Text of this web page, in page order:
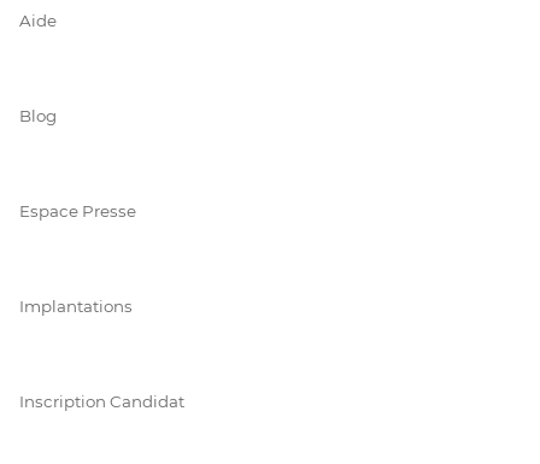
Aide
Blog
Espace Presse
Implantations
Inscription Candidat